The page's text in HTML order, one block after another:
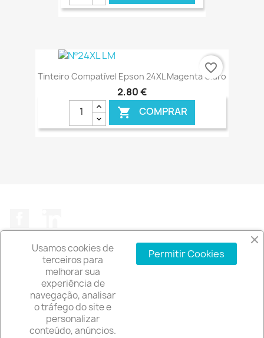
Tinteiro Compatível Epson 24XL Magenta Claro
2,80 €
 COMPRAR
favorite_border
A EMPRESA
INFORMAÇÃO DA LOJA
Usamos cookies de
terceiros para
melhorar sua
experiência de
navegação, analisar
o tráfego do site e
personalizar
conteúdo, anúncios.
Permitir Cookies